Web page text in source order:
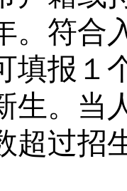
。符合
填报１
生。当
超过招